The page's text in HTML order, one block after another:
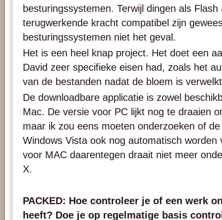
besturingssystemen. Terwijl dingen als Flash
terugwerkende kracht compatibel zijn
besturingssystemen niet het geval.
Het is een heel knap project. Het doet een
David zeer specifieke eisen had, zoals het
van de bestanden nadat de bloem is
De downloadbare applicatie is zowel
Mac. De versie voor PC lijkt nog te draaien
maar ik zou eens moeten onderzoeken of
Windows Vista ook nog automatisch worden
voor MAC daarentegen draait niet meer
X.
PACKED: Hoe controleer je of een werk
heeft? Doe je op regelmatige basis